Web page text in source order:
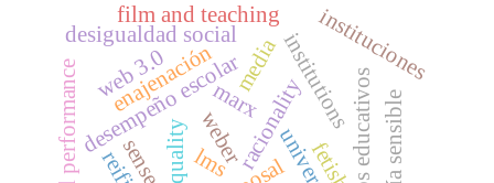
desempeño escolar
desigualdad social
racionality
weber
institutionsinstituciones
fetish
enajenaciónmarx
media
film and teaching
lms
web 3.0
sense